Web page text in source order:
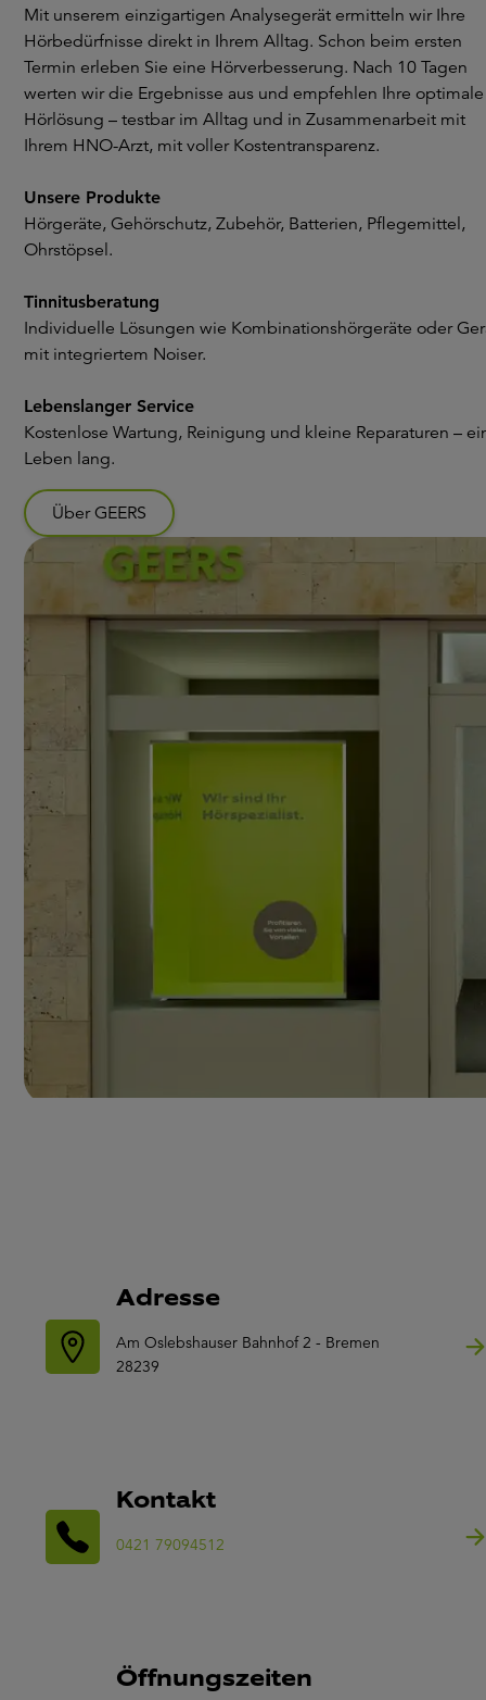
Mit unserem einzigartigen Analysegerät ermitteln wir Ihre
Hörbedürfnisse direkt in Ihrem Alltag. Schon beim ersten
Termin erleben Sie eine Hörverbesserung. Nach 10 Tagen
werten wir die Ergebnisse aus und empfehlen Ihre optimale
Hörlösung – testbar im Alltag und in Zusammenarbeit mit
Ihrem HNO-Arzt, mit voller Kostentransparenz.
Unsere Produkte
Hörgeräte, Gehörschutz, Zubehör, Batterien, Pflegemittel,
Ohrstöpsel.
Tinnitusberatung
Individuelle Lösungen wie Kombinationshörgeräte oder
mit integriertem Noiser.
Lebenslanger Service
Kostenlose Wartung, Reinigung und kleine Reparaturen –
Leben lang.
Über GEERS
Adresse
Am Oslebshauser Bahnhof 2 - Bremen
28239
Kontakt
0421 79094512
Öffnungszeiten